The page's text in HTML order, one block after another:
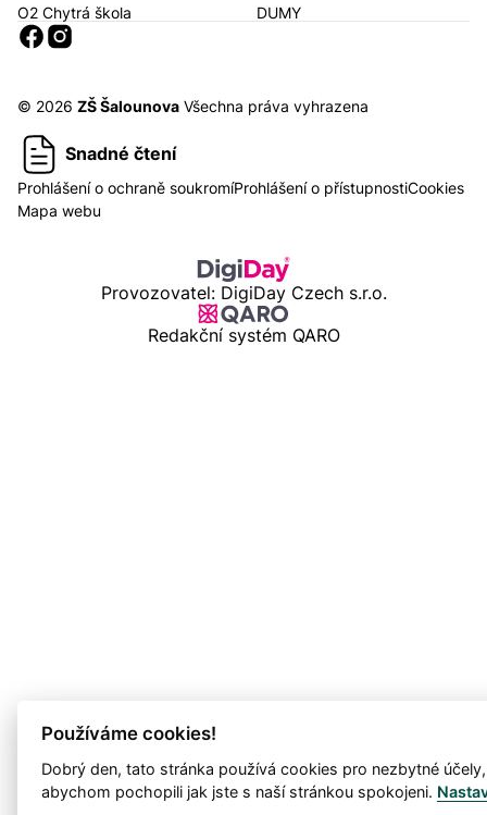
O2 Chytrá škola DUMY
Sociální sítě
© 2026 ZŠ Šalounova Všechna práva vyhrazena
Snadné čtení
Prohlášení o ochraně soukromíProhlášení o přístupnostiCookies
Mapa webu
Provozovatel: DigiDay Czech s.r.o.
Redakční systém QARO
Používáme cookies!
Dobrý den, tato stránka používá cookies pro nezbytné
abychom pochopili jak jste s naší stránkou spokojeni.